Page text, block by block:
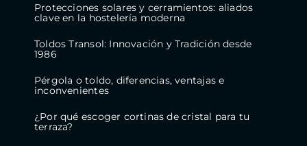
Protecciones solares y cerramientos: aliados
clave en la hostelería moderna
Toldos Transol: Innovación y Tradición desde
1986
Pérgola o toldo, diferencias, ventajas e
inconvenientes
¿Por qué escoger cortinas de cristal para tu
terraza?